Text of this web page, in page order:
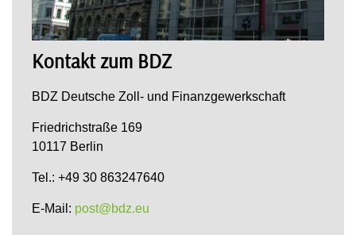
Kontakt zum BDZ
BDZ Deutsche Zoll- und Finanzgewerkschaft
Friedrichstraße 169
10117 Berlin
Tel.: +49 30 863247640
E-Mail: post@bdz.eu